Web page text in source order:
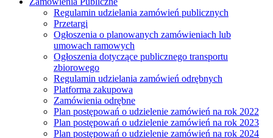
Regulamin udzielania zamówień publicznych
Przetargi
Ogłoszenia o planowanych zamówieniach lub
umowach ramowych
Ogłoszenia dotyczące publicznego transportu
zbiorowego
Regulamin udzielania zamówień odrębnych
Platforma zakupowa
Zamówienia odrębne
Plan postępowań o udzielenie zamówień na rok 2022
Plan postępowań o udzielenie zamówień na rok 2023
Plan postępowań o udzielenie zamówień na rok 2024